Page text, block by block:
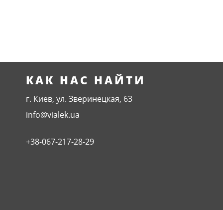
КАК НАС НАЙТИ
г. Киев, ул. Зверинецкая, 63
info@vialek.ua
+38-067-217-28-29